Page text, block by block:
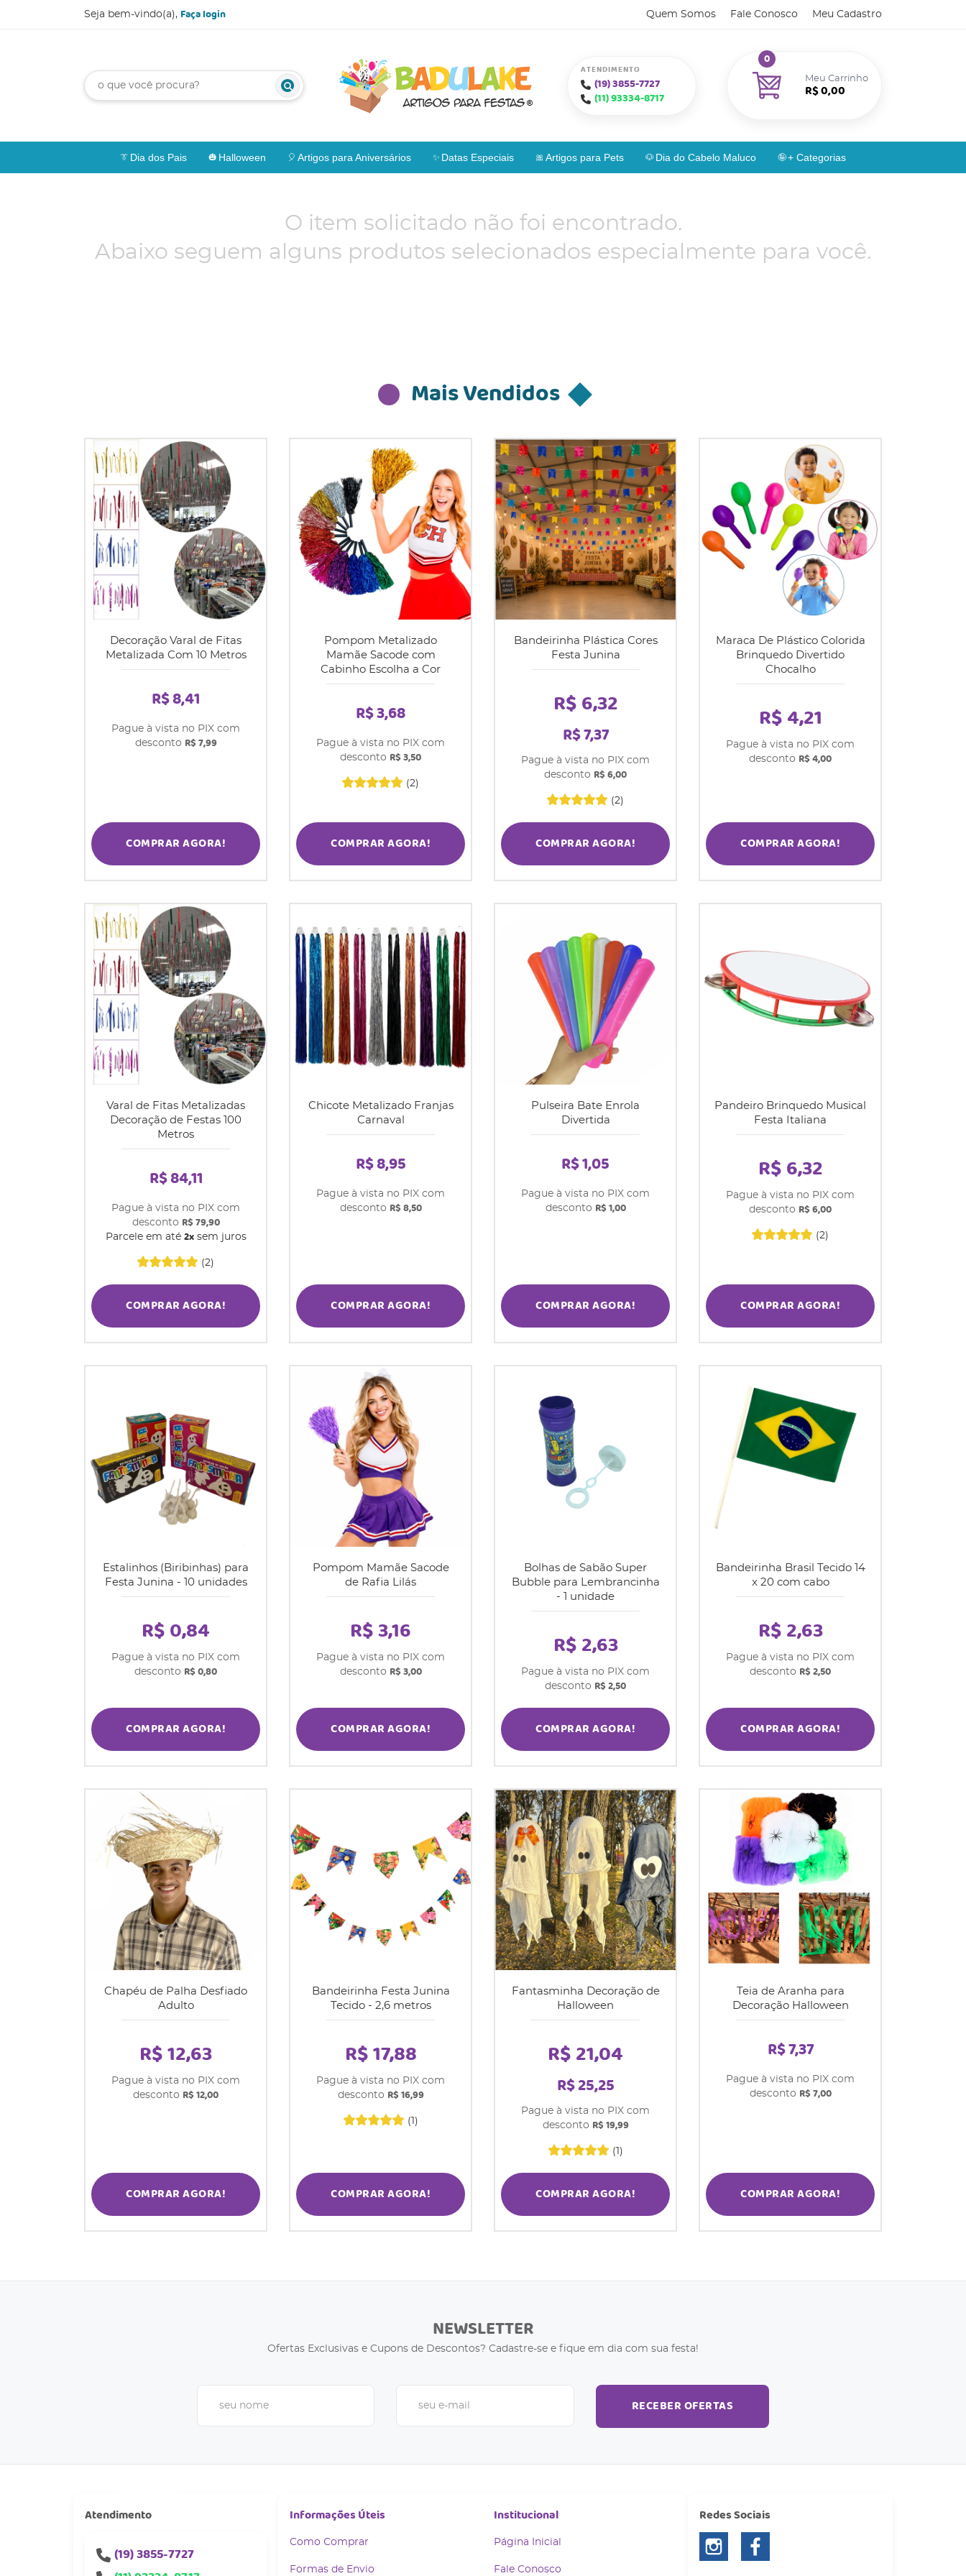
Seja bem-vindo(a), Faça login Quem Somos Fale Conosco Meu Cadastro
ATENDIMENTO
(19)3855-7727
(11)93334-8717
Meu Carrinho
0
R$ 0,00
Dia dos Pais Halloween Artigos para Aniversários Datas Especiais Artigos para Pets Dia do Cabelo Maluco + Categorias
O item solicitado não foi encontrado.
Abaixo seguem alguns produtos selecionados especialmente para você.
Mais Vendidos
Decoração Varal de Fitas
Metalizada Com 10 Metros
R$ 8,41
Pague à vista no PIX com
desconto R$ 7,99
COMPRAR AGORA!
Pompom Metalizado
Mamãe Sacode com
Cabinho Escolha a Cor
(2)
R$ 3,68
Pague à vista no PIX com
desconto R$ 3,50
COMPRAR AGORA!
Bandeirinha Plástica Cores
Festa Junina
(2)
R$ 6,32
R$ 7,37
Pague à vista no PIX com
desconto R$ 6,00
COMPRAR AGORA!
Maraca De Plástico Colorida
Brinquedo Divertido
Chocalho
R$ 4,21
Pague à vista no PIX com
desconto R$ 4,00
COMPRAR AGORA!
Varal de Fitas Metalizadas
Decoração de Festas 100
Metros
(2)
R$ 84,11
Pague à vista no PIX com
desconto R$ 79,90
Parcele em até 2xsem juros
COMPRAR AGORA!
Chicote Metalizado Franjas
Carnaval
R$ 8,95
Pague à vista no PIX com
desconto R$ 8,50
COMPRAR AGORA!
Pulseira Bate Enrola
Divertida
R$ 1,05
Pague à vista no PIX com
desconto R$ 1,00
COMPRAR AGORA!
Pandeiro Brinquedo Musical
Festa Italiana
(2)
R$ 6,32
Pague à vista no PIX com
desconto R$ 6,00
COMPRAR AGORA!
Estalinhos (Biribinhas) para
Festa Junina - 10 unidades
R$ 0,84
Pague à vista no PIX com
desconto R$ 0,80
COMPRAR AGORA!
Pompom Mamãe Sacode
de Rafia Lilás
R$ 3,16
Pague à vista no PIX com
desconto R$ 3,00
COMPRAR AGORA!
Bolhas de Sabão Super
Bubble para Lembrancinha
- 1 unidade
R$ 2,63
Pague à vista no PIX com
desconto R$ 2,50
COMPRAR AGORA!
Bandeirinha Brasil Tecido 14
x 20 com cabo
R$ 2,63
Pague à vista no PIX com
desconto R$ 2,50
COMPRAR AGORA!
Chapéu de Palha Desfiado
Adulto
R$ 12,63
Pague à vista no PIX com
desconto R$ 12,00
COMPRAR AGORA!
Bandeirinha Festa Junina
Tecido - 2,6 metros
(1)
R$ 17,88
Pague à vista no PIX com
desconto R$ 16,99
COMPRAR AGORA!
Fantasminha Decoração de
Halloween
(1)
R$ 21,04
R$ 25,25
Pague à vista no PIX com
desconto R$ 19,99
COMPRAR AGORA!
Teia de Aranha para
Decoração Halloween
R$ 7,37
Pague à vista no PIX com
desconto R$ 7,00
COMPRAR AGORA!
NEWSLETTER
Ofertas Exclusivas e Cupons de Descontos? Cadastre-se e fique em dia com sua festa!
RECEBER OFERTAS
Atendimento
(19)3855-7727
Informações Úteis
Como Comprar
Formas de Envio
Institucional
Página Inicial
Fale Conosco
Redes Sociais